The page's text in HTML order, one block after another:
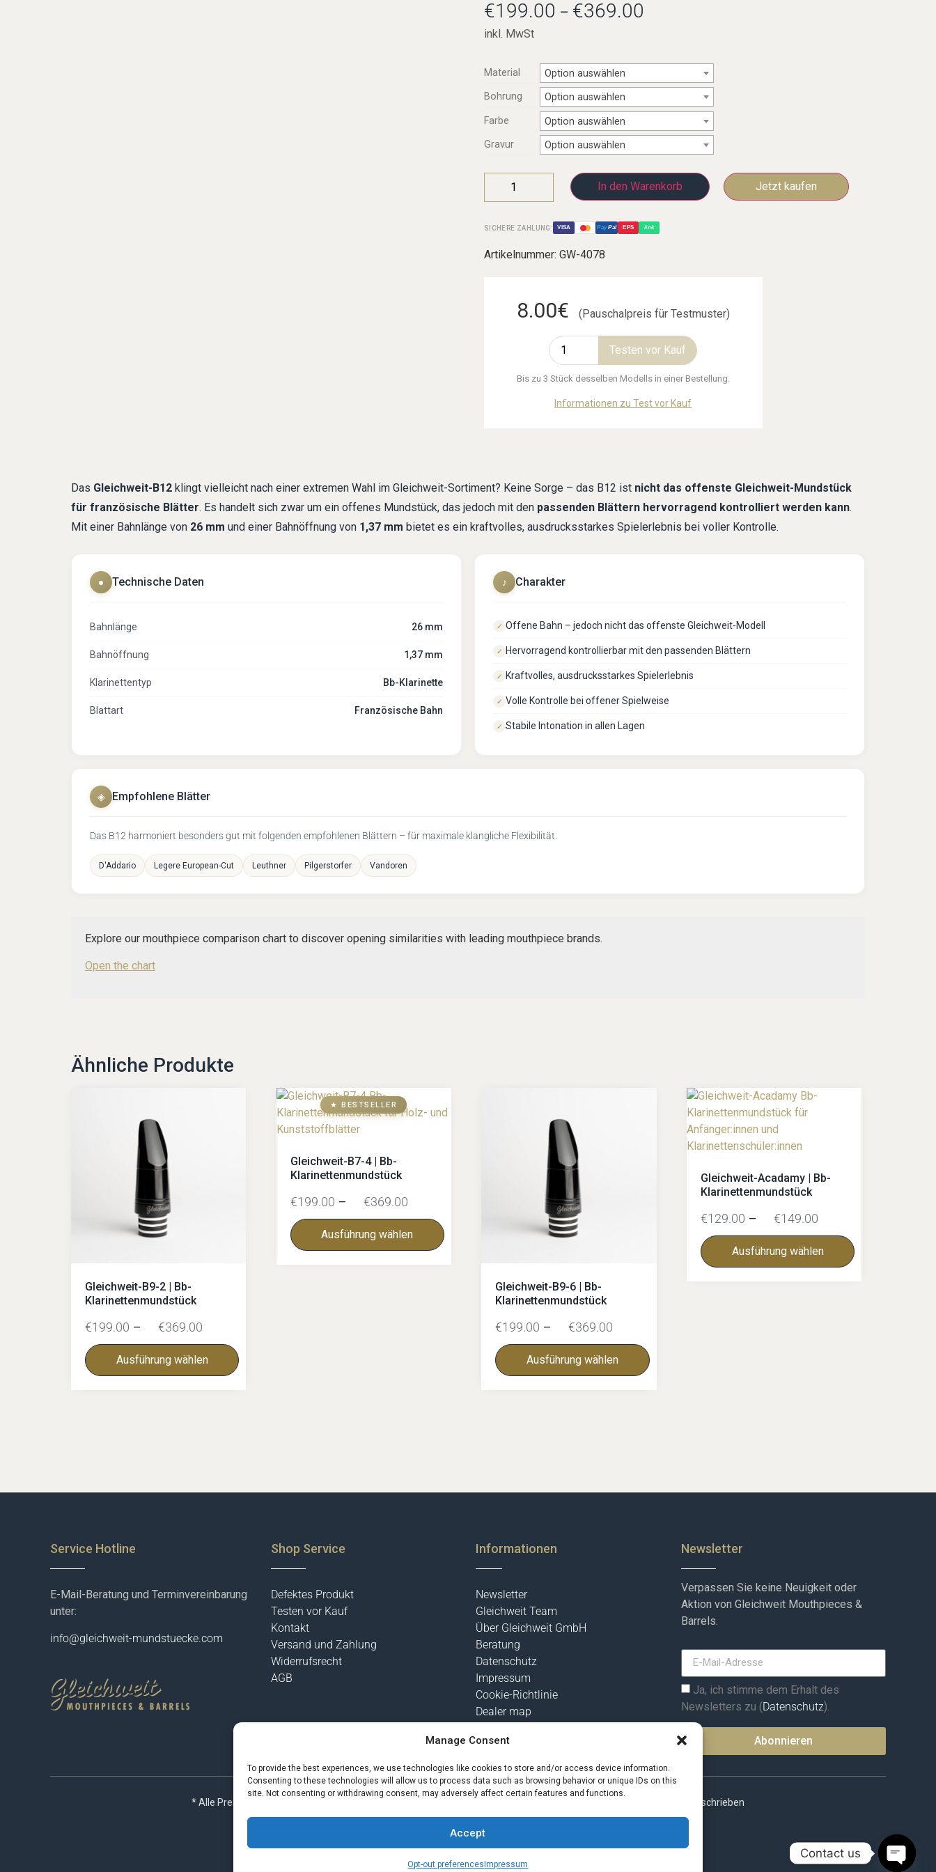
Manage Consent
To provide the best experiences, we use technologies like cookies to store and/or access device information.
Consenting to these technologies will allow us to process data such as browsing behavior or unique IDs on this
site. Not consenting or withdrawing consent, may adversely affect certain features and functions.
Accept
Opt-out preferences Impressum
€199.00 – €369.00
inkl. MwSt
Material
Option auswählen
Bohrung
Option auswählen
Farbe
Option auswählen
Gravur
Option auswählen
In den Warenkorb
SICHERE ZAHLUNG: VISA Pay Pal EPS link
Artikelnummer: GW-4078
8.00€ (Pauschalpreis für Testmuster)
Testen vor Kauf
Bis zu 3 Stück desselben Modells in einer Bestellung.
Informationen zu Test vor Kauf
Das Gleichweit-B12 klingt vielleicht nach einer extremen Wahl im Gleichweit-Sortiment? Keine Sorge – das B12 ist nicht das offenste Gleichweit-Mundstück
für französische Blätter. Es handelt sich zwar um ein offenes Mundstück, das jedoch mit den passenden Blättern hervorragend kontrolliert werden kann.
Mit einer Bahnlänge von 26 mm und einer Bahnöffnung von 1,37 mm bietet es ein kraftvolles, ausdrucksstarkes Spielerlebnis bei voller Kontrolle.
● Technische Daten
Bahnlänge 26 mm
Bahnöffnung 1,37 mm
Klarinettentyp Bb-Klarinette
Blattart Französische Bahn
♪ Charakter
✓ Offene Bahn – jedoch nicht das offenste Gleichweit-Modell
✓ Hervorragend kontrollierbar mit den passenden Blättern
✓ Kraftvolles, ausdrucksstarkes Spielerlebnis
✓ Volle Kontrolle bei offener Spielweise
✓ Stabile Intonation in allen Lagen
◈ Empfohlene Blätter
Das B12 harmoniert besonders gut mit folgenden empfohlenen Blättern – für maximale klangliche Flexibilität.
D'Addario Legere European-Cut Leuthner Pilgerstorfer Vandoren
Explore our mouthpiece comparison chart to discover opening similarities with leading mouthpiece brands.
Open the chart
Ähnliche Produkte
Gleichweit-B9-2 | Bb-
Klarinettenmundstück
€199.00 – €369.00
Ausführung wählen
★ BESTSELLER
Gleichweit-B7-4 | Bb-
Klarinettenmundstück
€199.00 – €369.00
Ausführung wählen
Gleichweit-B9-6 | Bb-
Klarinettenmundstück
€199.00 – €369.00
Ausführung wählen
Gleichweit-Acadamy | Bb-
Klarinettenmundstück
€129.00 – €149.00
Ausführung wählen
Service Hotline
E-Mail-Beratung und Terminvereinbarung
unter:
info@gleichweit-mundstuecke.com
Shop Service
Defektes Produkt
Testen vor Kauf
Kontakt
Versand und Zahlung
Widerrufsrecht
AGB
Informationen
Newsletter
Gleichweit Team
Über Gleichweit GmbH
Beratung
Datenschutz
Impressum
Cookie-Richtlinie
Dealer map
Newsletter
Verpassen Sie keine Neuigkeit oder
Aktion von Gleichweit Mouthpieces &
Barrels.
Ja, ich stimme dem Erhalt des
Newsletters zu (Datenschutz).
Abonnieren
* Alle Preise inkl. gesetzl. Mehrwertsteuer zzgl.
und ggf. Nachnahmegebühren, wenn nicht anders beschrieben
Contact us